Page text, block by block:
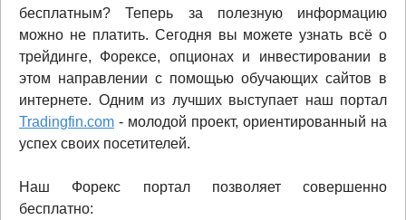
бесплатным? Теперь за полезную информацию
можно не платить. Сегодня вы можете узнать всё о
трейдинге, Форексе, опционах и инвестировании в
этом направлении с помощью обучающих сайтов в
интернете. Одним из лучших выступает наш портал
Tradingfin.com - молодой проект, ориентированный на
успех своих посетителей.
Наш Форекс портал позволяет совершенно
бесплатно: